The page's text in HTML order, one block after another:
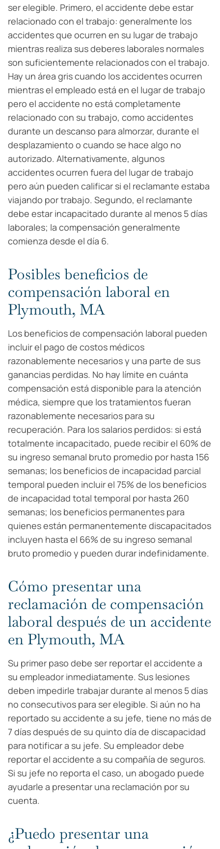
ser elegible. Primero, el accidente debe estar
relacionado con el trabajo: generalmente los
accidentes que ocurren en su lugar de trabajo
mientras realiza sus deberes laborales normales
son suficientemente relacionados con el trabajo.
Hay un área gris cuando los accidentes ocurren
mientras el empleado está en el lugar de trabajo
pero el accidente no está completamente
relacionado con su trabajo, como accidentes
durante un descanso para almorzar, durante el
desplazamiento o cuando se hace algo no
autorizado. Alternativamente, algunos
accidentes ocurren fuera del lugar de trabajo
pero aún pueden calificar si el reclamante estaba
viajando por trabajo. Segundo, el reclamante
debe estar incapacitado durante al menos 5 días
laborales; la compensación generalmente
comienza desde el día 6.
Posibles beneficios de
compensación laboral en
Plymouth, MA
Los beneficios de compensación laboral pueden
incluir el pago de costos médicos
razonablemente necesarios y una parte de sus
ganancias perdidas. No hay límite en cuánta
compensación está disponible para la atención
médica, siempre que los tratamientos fueran
razonablemente necesarios para su
recuperación. Para los salarios perdidos: si está
totalmente incapacitado, puede recibir el 60% de
su ingreso semanal bruto promedio por hasta 156
semanas; los beneficios de incapacidad parcial
temporal pueden incluir el 75% de los beneficios
de incapacidad total temporal por hasta 260
semanas; los beneficios permanentes para
quienes están permanentemente discapacitados
incluyen hasta el 66% de su ingreso semanal
bruto promedio y pueden durar indefinidamente.
Cómo presentar una
reclamación de compensación
laboral después de un accidente
en Plymouth, MA
Su primer paso debe ser reportar el accidente a
su empleador inmediatamente. Sus lesiones
deben impedirle trabajar durante al menos 5 días
no consecutivos para ser elegible. Si aún no ha
reportado su accidente a su jefe, tiene no más de
7 días después de su quinto día de discapacidad
para notificar a su jefe. Su empleador debe
reportar el accidente a su compañía de seguros.
Si su jefe no reporta el caso, un abogado puede
ayudarle a presentar una reclamación por su
cuenta.
¿Puedo presentar una